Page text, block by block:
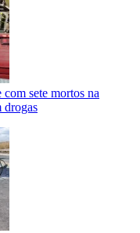
sete mortos na
drogas